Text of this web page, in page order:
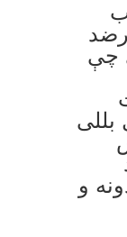
چې
بللی
و